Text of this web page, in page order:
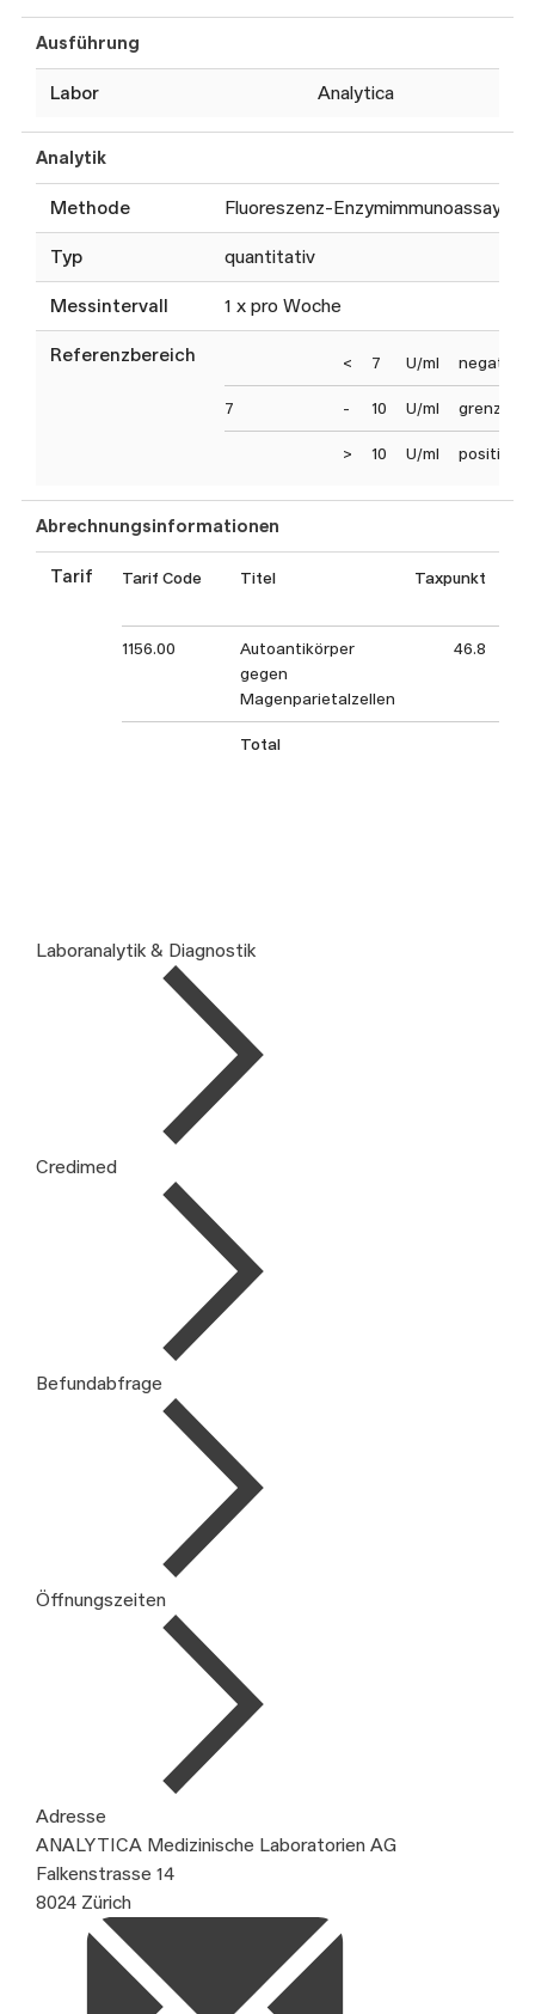
Ausführung
Labor Analytica
Analytik
Methode Fluoreszenz-Enzymimmunoassay
Typ quantitativ
Messintervall 1 x pro Woche
Referenzbereich < 7 U/ml negativ
7 - 10 U/ml
> 10 U/ml positiv
Abrechnungsinformationen
Tarif Tarif Code Titel Taxpunkt
1156.00
Autoantikörper
gegen
Magenparietalzellen
46.8
Total
Laboranalytik & Diagnostik
Credimed
Befundabfrage
Öffnungszeiten
Adresse
ANALYTICA Medizinische Laboratorien AG
Falkenstrasse 14
8024 Zürich